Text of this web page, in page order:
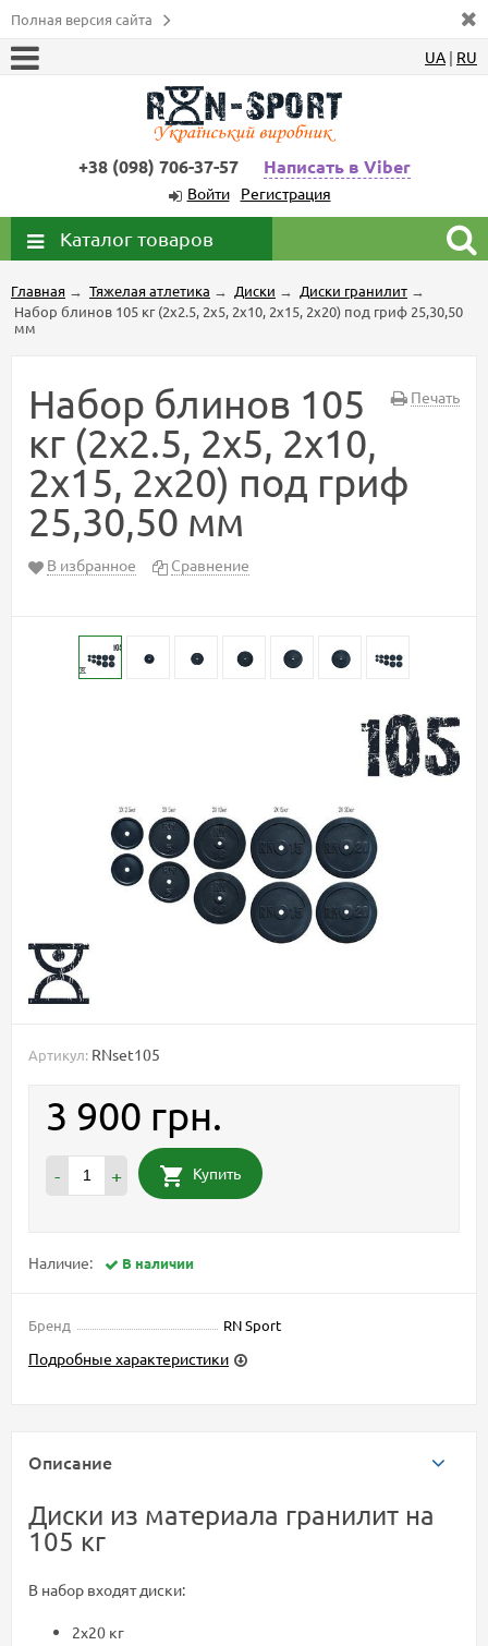
Полная версия сайта
UA | RU
+38 (098) 706-37-57 Написать в Viber
Войти Регистрация
Каталог товаров
Главная → Тяжелая атлетика → Диски → Диски гранилит →
Набор блинов 105 кг (2х2.5, 2х5, 2х10, 2х15, 2х20) под гриф 25,30,50
мм
Печать
Набор блинов 105
кг (2х2.5, 2х5, 2х10,
2х15, 2х20) под гриф
25,30,50 мм
В избранное Сравнение
Артикул: RNset105
3 900 грн.
- + Купить
Наличие: В наличии
Бренд RN Sport
Подробные характеристики
Описание
Диски из материала гранилит на
105 кг
В набор входят диски:
2х20 кг